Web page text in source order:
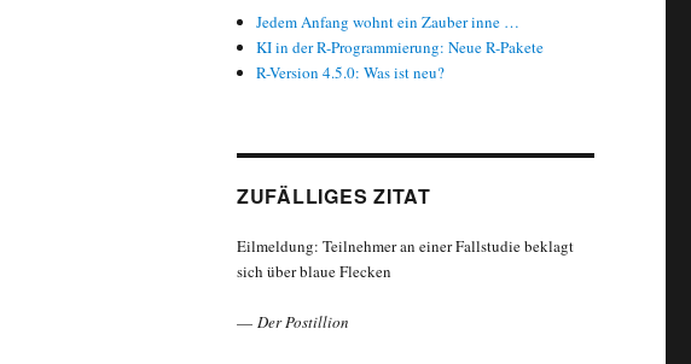
Jedem Anfang wohnt ein Zauber inne …
KI in der R-Programmierung: Neue R-Pakete
R-Version 4.5.0: Was ist neu?
ZUFÄLLIGES ZITAT
Eilmeldung: Teilnehmer an einer Fallstudie beklagt
sich über blaue Flecken
— Der Postillion